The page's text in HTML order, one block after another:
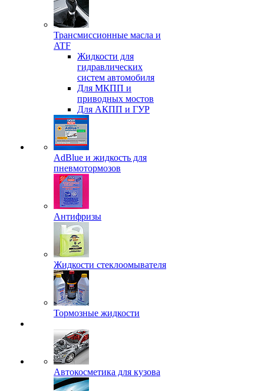
Трансмиссионные масла и
ATF
Жидкости для
гидравлических
систем автомобиля
Для МКПП и
приводных мостов
Для АКПП и ГУР
AdBlue и жидкость для
пневмотормозов
Антифризы
Жидкости стеклоомывателя
Тормозные жидкости
Автокосметика для кузова